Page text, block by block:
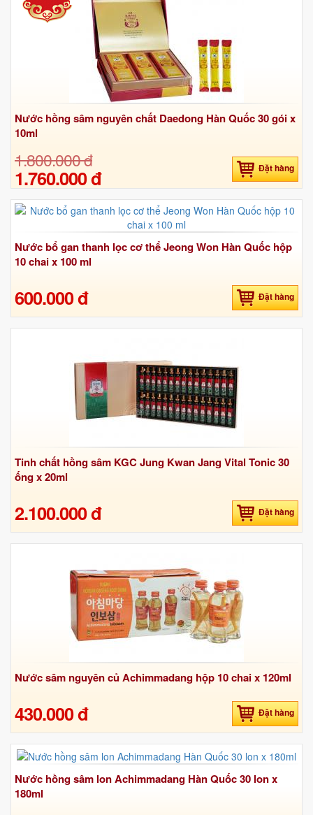
Nước hồng sâm nguyên chất Daedong Hàn Quốc 30 gói x
10ml
1.800.000 đ
1.760.000 đ Đặt hàng
Nước bổ gan thanh lọc cơ thể Jeong Won Hàn Quốc hộp
10 chai x 100 ml
600.000 đ Đặt hàng
Tinh chất hồng sâm KGC Jung Kwan Jang Vital Tonic 30
ống x 20ml
2.100.000 đ Đặt hàng
Nước sâm nguyên củ Achimmadang hộp 10 chai x 120ml
430.000 đ Đặt hàng
Nước hồng sâm lon Achimmadang Hàn Quốc 30 lon x
180ml